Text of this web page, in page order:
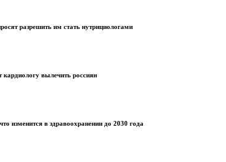
разрешить им стать нутрициологами
вылечить россиян
изменится в здравоохранении до 2030 года